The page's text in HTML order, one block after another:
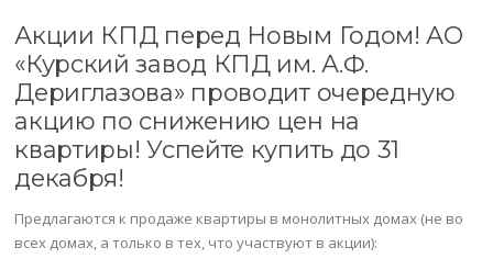
Акции КПД перед Новым Годом! АО
«Курский завод КПД им. А.Ф.
Дериглазова» проводит очередную
акцию по снижению цен на
квартиры! Успейте купить до 31
декабря!
Предлагаются к продаже квартиры в монолитных домах (не во
всех домах, а только в тех, что участвуют в акции):